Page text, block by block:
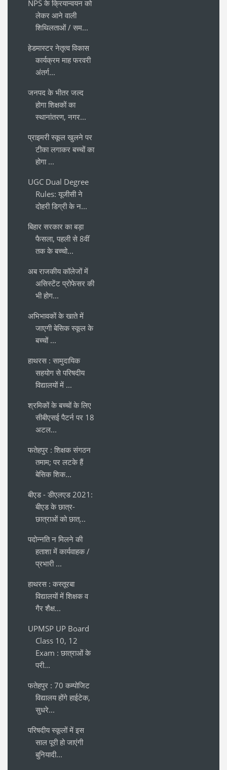
NPS के क्रियान्वयन को
लेकर आने वाली
शिथिलताओं / सम...
हेडमास्टर नेतृत्व विकास
कार्यक्रम माह फरवरी
अंतर्ग...
जनपद के भीतर जल्द
होगा शिक्षकों का
स्थानांतरण, नगर...
प्राइमरी स्कूल खुलने पर
टीका लगाकर बच्चों का
होगा ...
UGC Dual Degree
Rules: यूजीसी ने
दोहरी डिग्री के न...
बिहार सरकार का बड़ा
फैसला, पहली से 8वीं
तक के बच्चो...
अब राजकीय कॉलेजों में
असिस्टेंट प्रोफेसर की
भी होग...
अभिभावकों के खाते में
जाएगी बेसिक स्कूल के
बच्चों ...
हाथरस : सामुदायिक
सहयोग से परिषदीय
विद्यालयों में ...
श्रमिकों के बच्चों के लिए
सीबीएसई पैटर्न पर 18
अटल...
फतेहपुर : शिक्षक संगठन
तमाम; पर लटके हैं
बेसिक शिक...
बीएड - डीएलएड 2021:
बीएड के छात्र-
छात्राओं को छात्...
पदोन्नति न मिलने की
हताशा में कार्यवाहक /
प्रभारी ...
हाथरस : कस्तूरबा
विद्यालयों में शिक्षक व
गैर शैक्ष...
UPMSP UP Board
Class 10, 12
Exam : छात्राओं के
परी...
फतेहपुर : 70 कम्पोजिट
विद्यालय होंगे हाईटेक,
सुधरे...
परिषदीय स्कूलों में इस
साल पूरी हो जाएंगी
बुनियादी...